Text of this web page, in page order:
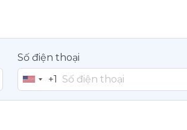
Số điện thoại
United
States
+1